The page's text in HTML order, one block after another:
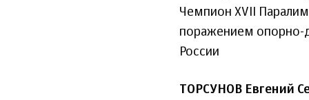
Чемпион XVII
поражением опорно-
России
ТОРСУНОВ Евгений